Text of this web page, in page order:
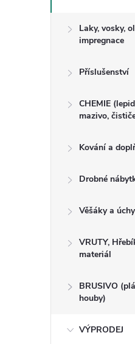
Laky, vosky,
impregnace
Příslušenství
CHEMIE
mazivo,
Kování a
Drobné
Věšáky a
VRUTY,
materiál
BRUSIVO
houby)
VÝPRODEJ